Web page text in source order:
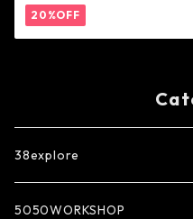
20%OFF
38explore
5050WORKSHOP